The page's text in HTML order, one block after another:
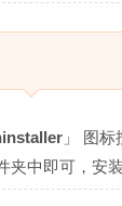
」 图
夹中即可，安